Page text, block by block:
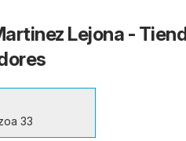
Lejona -
33